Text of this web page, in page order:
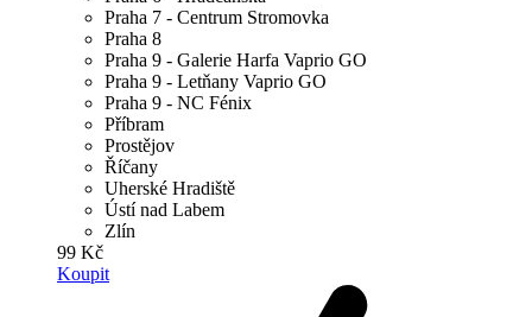
Praha 7 - Centrum Stromovka
Praha 8
Praha 9 - Galerie Harfa Vaprio GO
Praha 9 - Letňany Vaprio GO
Praha 9 - NC Fénix
Příbram
Prostějov
Říčany
Uherské Hradiště
Ústí nad Labem
Zlín
99 Kč
Koupit